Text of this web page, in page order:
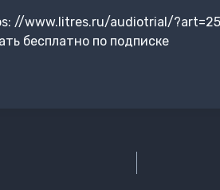
//www.litres.ru/audiotrial/
бесплатно по подписке